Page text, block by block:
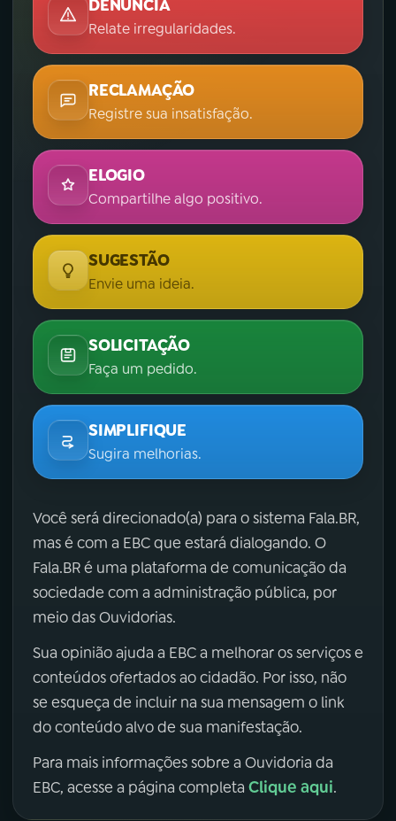
DENÚNCIA
Relate irregularidades.
RECLAMAÇÃO
Registre sua insatisfação.
ELOGIO
Compartilhe algo positivo.
SUGESTÃO
Envie uma ideia.
SOLICITAÇÃO
Faça um pedido.
SIMPLIFIQUE
Sugira melhorias.
Você será direcionado(a) para o sistema Fala.BR,
mas é com a EBC que estará dialogando. O
Fala.BR é uma plataforma de comunicação da
sociedade com a administração pública, por
meio das Ouvidorias.
Sua opinião ajuda a EBC a melhorar os serviços e
conteúdos ofertados ao cidadão. Por isso, não
se esqueça de incluir na sua mensagem o link
do conteúdo alvo de sua manifestação.
Para mais informações sobre a Ouvidoria da
EBC, acesse a página completa Clique aqui.